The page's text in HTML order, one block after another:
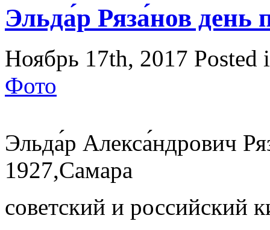
Эльда́р Ряза́нов день
Ноябрь 17th, 2017 Posted
Фото
Эльда́р Алекса́ндрович
1927,Самара
советский и российский